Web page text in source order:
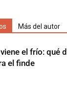
Más del autor
el frío: qué
el finde